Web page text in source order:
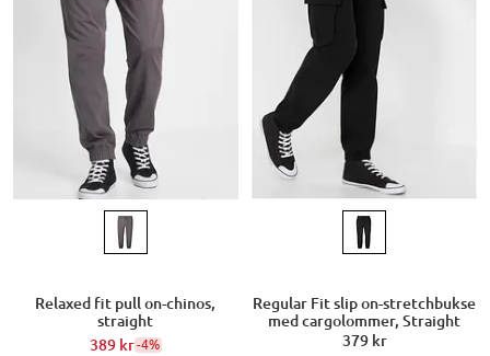
Relaxed fit pull on-chinos,
straight
389 kr-4%
Regular Fit slip on-stretchbukse
med cargolommer, Straight
379 kr